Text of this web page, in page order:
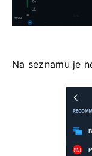
Na seznamu je